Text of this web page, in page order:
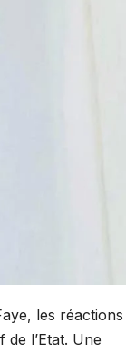
les
l’Etat. Une